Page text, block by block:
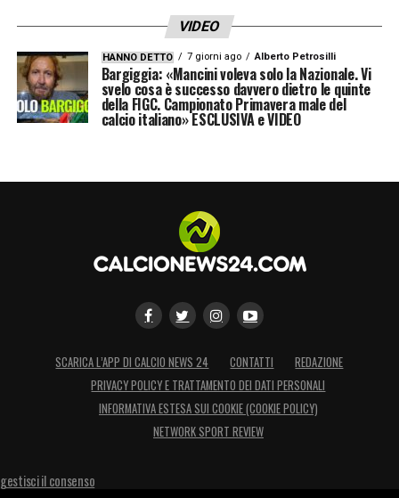
VIDEO
HANNO DETTO 7 giorni ago Alberto Petrosilli
Bargiggia: «Mancini voleva solo la Nazionale. Vi
svelo cosa è successo davvero dietro le quinte
della FIGC. Campionato Primavera male del
calcio italiano» ESCLUSIVA e VIDEO
SCARICA L’APP DI CALCIO NEWS 24 CONTATTI
REDAZIONE
PRIVACY POLICY E TRATTAMENTO DEI DATI PERSONALI
INFORMATIVA ESTESA SUI COOKIE (COOKIE POLICY)
NETWORK SPORT REVIEW
gestisci il consenso